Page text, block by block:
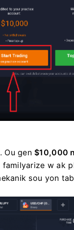
Ou gen$10,000
w ak
sou yon